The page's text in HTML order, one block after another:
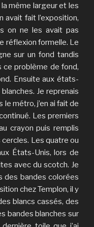
la même largeur et les
avait fait l’exposition,
on ne les avait pas
réflexion formelle. Le
sur un fond tandis
ce problème de fond,
Ensuite aux états-
Je reprenais
métro, j’en ai fait de
Les premiers
crayon puis remplis
Les quatre ou
États-Unis, lors de
avec du scotch. Je
des bandes colorées
chez Templon, il y
blancs cassés, des
bandes blanches sur